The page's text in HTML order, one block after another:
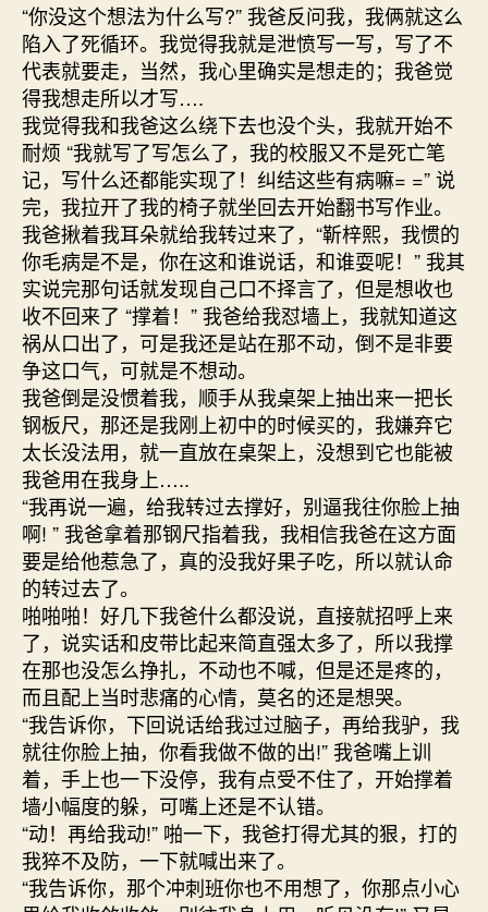
“你没这个想法为什么写?” 我爸反问我，我俩就这么
陷入了死循环。我觉得我就是泄愤写一写，写了不
代表就要走，当然，我心里确实是想走的；我爸觉
得我想走所以才写….
我觉得我和我爸这么绕下去也没个头，我就开始不
耐烦 “我就写了写怎么了，我的校服又不是死亡笔
记，写什么还都能实现了！纠结这些有病嘛= =” 说
完，我拉开了我的椅子就坐回去开始翻书写作业。
我爸揪着我耳朵就给我转过来了，“靳梓熙，我惯的
你毛病是不是，你在这和谁说话，和谁耍呢！” 我其
实说完那句话就发现自己口不择言了，但是想收也
收不回来了 “撑着！” 我爸给我怼墙上，我就知道这
祸从口出了，可是我还是站在那不动，倒不是非要
争这口气，可就是不想动。
我爸倒是没惯着我，顺手从我桌架上抽出来一把长
钢板尺，那还是我刚上初中的时候买的，我嫌弃它
太长没法用，就一直放在桌架上，没想到它也能被
我爸用在我身上…..
“我再说一遍，给我转过去撑好，别逼我往你脸上抽
啊! ” 我爸拿着那钢尺指着我，我相信我爸在这方面
要是给他惹急了，真的没我好果子吃，所以就认命
的转过去了。
啪啪啪！好几下我爸什么都没说，直接就招呼上来
了，说实话和皮带比起来简直强太多了，所以我撑
在那也没怎么挣扎，不动也不喊，但是还是疼的，
而且配上当时悲痛的心情，莫名的还是想哭。
“我告诉你，下回说话给我过过脑子，再给我驴，我
就往你脸上抽，你看我做不做的出!” 我爸嘴上训
着，手上也一下没停，我有点受不住了，开始撑着
墙小幅度的躲，可嘴上还是不认错。
“动！再给我动!” 啪一下，我爸打得尤其的狠，打的
我猝不及防，一下就喊出来了。
“我告诉你，那个冲刺班你也不用想了，你那点小心